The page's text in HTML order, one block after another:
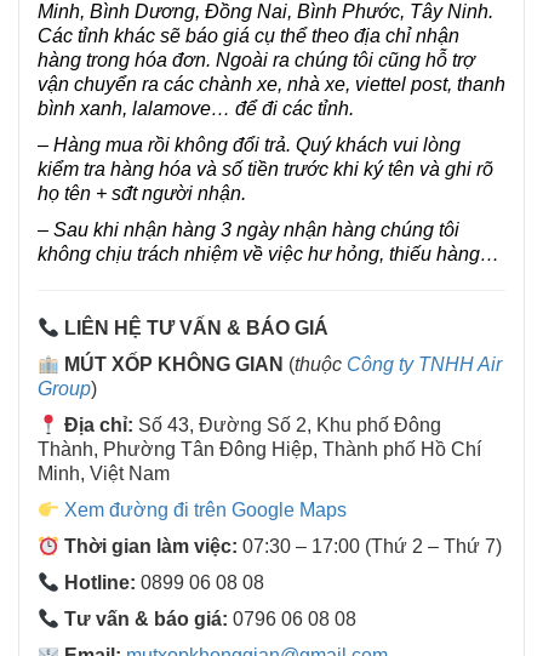
Minh, Bình Dương, Đồng Nai, Bình Phước, Tây Ninh.
Các tỉnh khác sẽ báo giá cụ thể theo địa chỉ nhận
hàng trong hóa đơn. Ngoài ra chúng tôi cũng hỗ trợ
vận chuyển ra các chành xe, nhà xe, viettel post, thanh
bình xanh, lalamove… để đi các tỉnh.
– Hàng mua rồi không đổi trả. Quý khách vui lòng
kiểm tra hàng hóa và số tiền trước khi ký tên và ghi rõ
họ tên + sđt người nhận.
– Sau khi nhận hàng 3 ngày nhận hàng chúng tôi
không chịu trách nhiệm về việc hư hỏng, thiếu hàng…
LIÊN HỆ TƯ VẤN & BÁO GIÁ
MÚT XỐP KHÔNG GIAN (thuộc Công ty TNHH Air
Group)
Địa chỉ: Số 43, Đường Số 2, Khu phố Đông
Thành, Phường Tân Đông Hiệp, Thành phố Hồ Chí
Minh, Việt Nam
Xem đường đi trên Google Maps
Thời gian làm việc: 07:30 – 17:00 (Thứ 2 – Thứ 7)
Hotline: 0899 06 08 08
Tư vấn & báo giá: 0796 06 08 08